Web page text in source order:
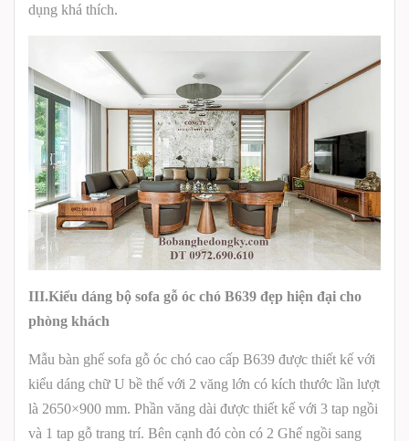
dụng khá thích.
III.Kiểu dáng bộ sofa gỗ óc chó B639 đẹp hiện đại cho
phòng khách
Mẫu bàn ghế sofa gỗ óc chó cao cấp B639 được thiết kế với
kiểu dáng chữ U bề thế với 2 văng lớn có kích thước lần lượt
là 2650×900 mm. Phần văng dài được thiết kế với 3 tap ngồi
và 1 tap gỗ trang trí. Bên cạnh đó còn có 2 Ghế ngồi sang